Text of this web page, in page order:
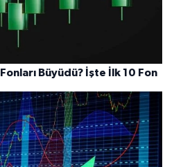
Büyüdü? İşte İlk 10 Fon